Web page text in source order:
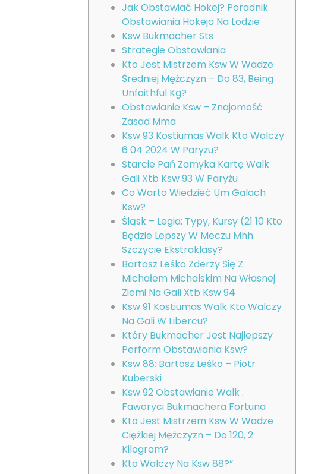
Jak Obstawiać Hokej? Poradnik
Obstawiania Hokeja Na Lodzie
Ksw Bukmacher Sts
Strategie Obstawiania
Kto Jest Mistrzem Ksw W Wadze
Średniej Mężczyzn – Do 83, Being
Unfaithful Kg?
Obstawianie Ksw – Znajomość
Zasad Mma
Ksw 93 Kostiumas Walk Kto Walczy
6 04 2024 W Paryżu?
Starcie Pań Zamyka Kartę Walk
Gali Xtb Ksw 93 W Paryżu
Co Warto Wiedzieć Um Galach
Ksw?
Śląsk – Legia: Typy, Kursy (21 10 Kto
Będzie Lepszy W Meczu Mhh
Szczycie Ekstraklasy?
Bartosz Leśko Zderzy Się Z
Michałem Michalskim Na Własnej
Ziemi Na Gali Xtb Ksw 94
Ksw 91 Kostiumas Walk Kto Walczy
Na Gali W Libercu?
Który Bukmacher Jest Najlepszy
Perform Obstawiania Ksw?
Ksw 88: Bartosz Leśko – Piotr
Kuberski
Ksw 92 Obstawianie Walk :
Faworyci Bukmachera Fortuna
Kto Jest Mistrzem Ksw W Wadze
Ciężkiej Mężczyzn – Do 120, 2
Kilogram?
Kto Walczy Na Ksw 88?”